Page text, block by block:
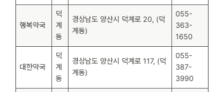
행복약국
덕
계
동
경상남도 양산시 덕계로 20, (덕
계동)
055-
363-
1650
대한약국
덕
계
동
경상남도 양산시 덕계로 117, (덕
계동)
055-
387-
3990